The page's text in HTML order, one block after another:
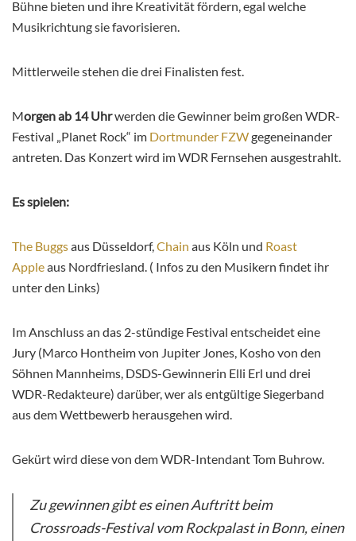
Bühne bieten und ihre Kreativität fördern, egal welche
Musikrichtung sie favorisieren.
Mittlerweile stehen die drei Finalisten fest.
Morgen ab 14 Uhrwerden die Gewinner beim großen WDR-
Festival „Planet Rock“ im Dortmunder FZWgegeneinander
antreten. Das Konzert wird im WDR Fernsehen ausgestrahlt.
Es spielen:
The Buggsaus Düsseldorf,Chain aus Köln und Roast
Appleaus Nordfriesland. ( Infos zu den Musikern findet ihr
unter den Links)
Im Anschluss an das 2-stündige Festival entscheidet eine
Jury (Marco Hontheim von Jupiter Jones, Kosho von den
Söhnen Mannheims, DSDS-Gewinnerin Elli Erl und drei
WDR-Redakteure) darüber, wer als entgültige Siegerband
aus dem Wettbewerb herausgehen wird.
Gekürt wird diese von dem WDR-Intendant Tom Buhrow.
Zu gewinnen gibt es einen Auftritt beim
Crossroads-Festival vom Rockpalast in Bonn, einen